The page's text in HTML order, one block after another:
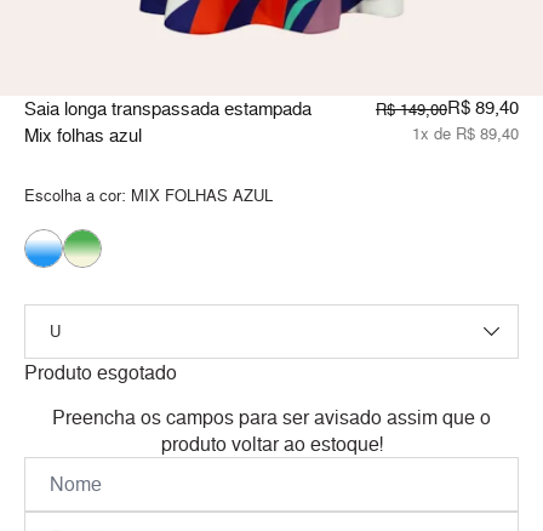
Saia longa transpassada estampada
Mix folhas azul
R$ 149,00R$ 89,40
1x de R$ 89,40
Escolha a cor: MIX FOLHAS AZUL
Produto esgotado
Preencha os campos para ser avisado assim que o
produto voltar ao estoque!